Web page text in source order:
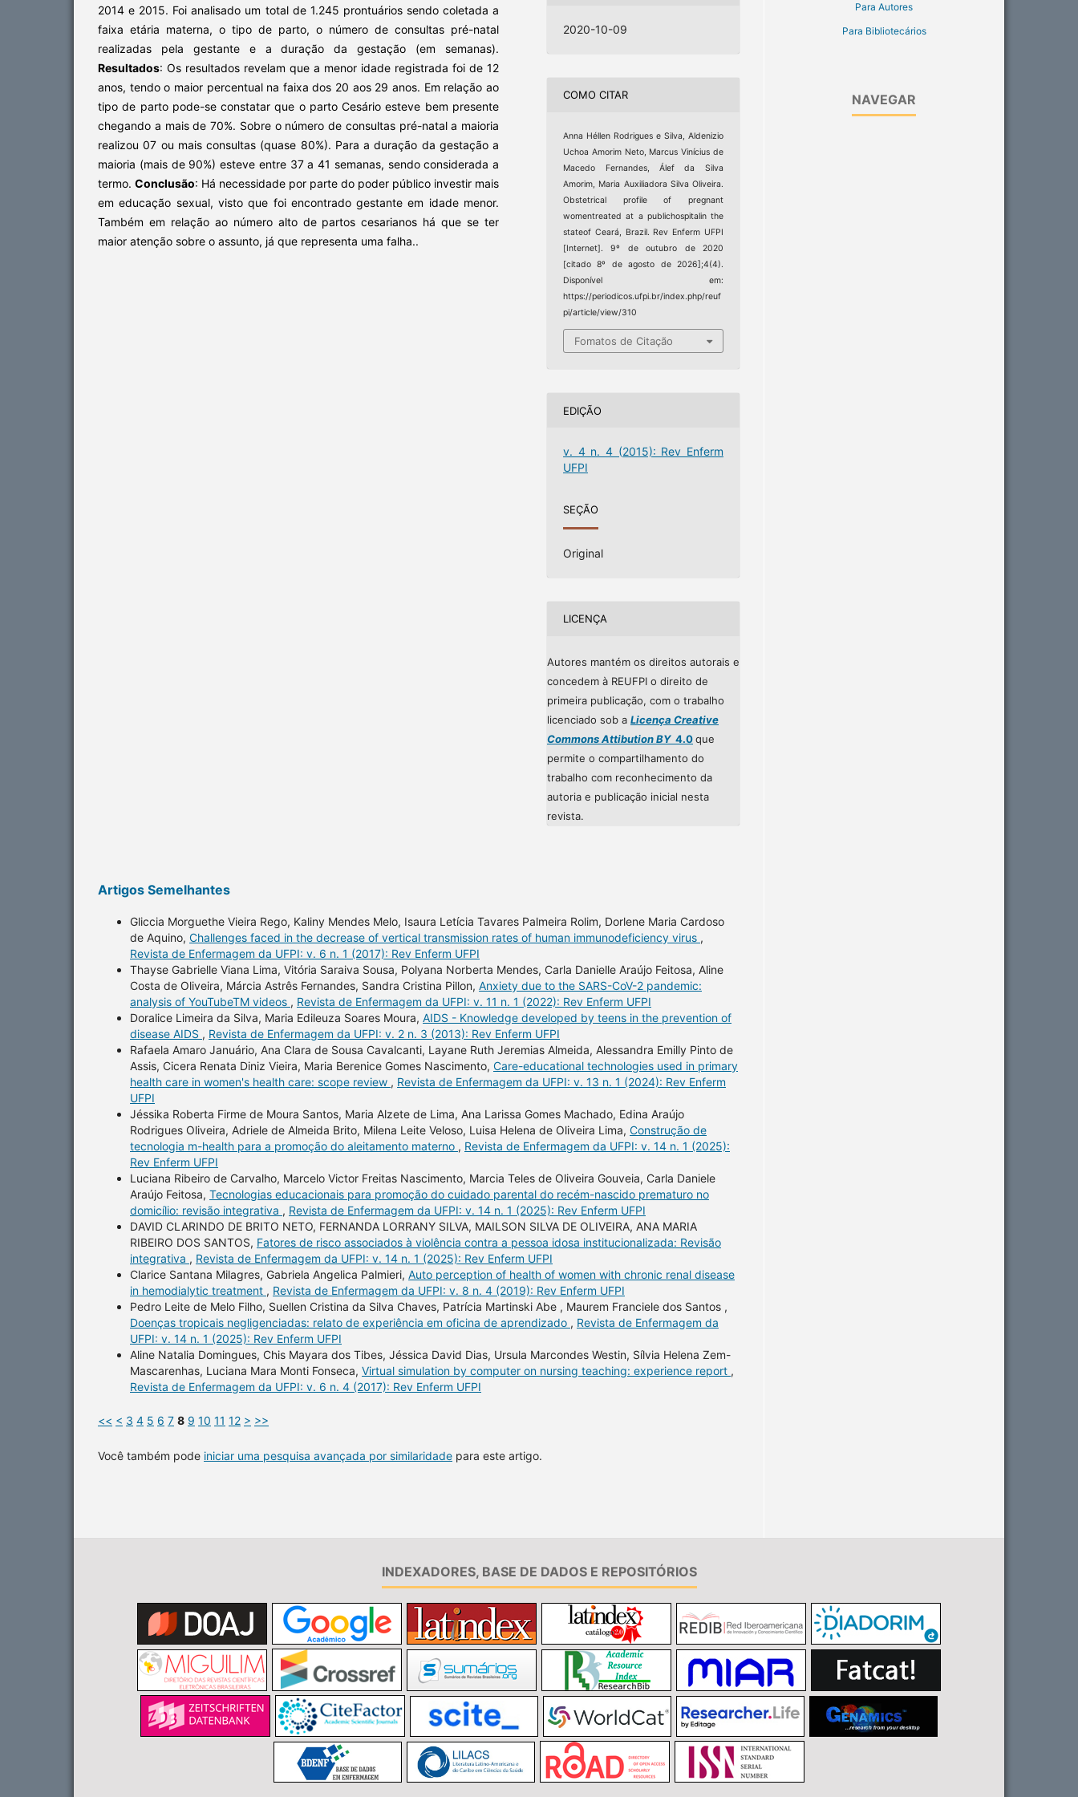
2014 e 2015. Foi analisado um total de 1.245 prontuários sendo coletada a
faixa etária materna, o tipo de parto, o número de consultas pré-natal
realizadas pela gestante e a duração da gestação (em semanas).
Resultados: Os resultados revelam que a menor idade registrada foi de 12
anos, tendo o maior percentual na faixa dos 20 aos 29 anos. Em relação ao
tipo de parto pode-se constatar que o parto Cesário esteve bem presente
chegando a mais de 70%. Sobre o número de consultas pré-natal a maioria
realizou 07 ou mais consultas (quase 80%). Para a duração da gestação a
maioria (mais de 90%) esteve entre 37 a 41 semanas, sendo considerada a
termo. Conclusão: Há necessidade por parte do poder público investir mais
em educação sexual, visto que foi encontrado gestante em idade menor.
Também em relação ao número alto de partos cesarianos há que se ter
maior atenção sobre o assunto, já que representa uma falha..
2020-10-09
COMO CITAR
Anna Héllen Rodrigues e Silva, Aldenizio
Uchoa Amorim Neto, Marcus Vinícius de
Macedo Fernandes, Álef da Silva
Amorim, Maria Auxiliadora Silva Oliveira.
Obstetrical profile of pregnant
womentreated at a publichospitalin the
stateof Ceará, Brazil. Rev Enferm UFPI
[Internet]. 9º de outubro de 2020
[citado 8º de agosto de 2026];4(4).
Disponível em:
https://periodicos.ufpi.br/index.php/reuf
pi/article/view/310
Fomatos de Citação
EDIÇÃO
v. 4 n. 4 (2015): Rev Enferm
UFPI
SEÇÃO
Original
LICENÇA
Autores mantém os direitos autorais e
concedem à REUFPI o direito de
primeira publicação, com o trabalho
licenciado sob a Licença Creative
Commons Attibution BY4.0que
permite o compartilhamento do
trabalho com reconhecimento da
autoria e publicação inicial nesta
revista.
Artigos Semelhantes
Gliccia Morguethe Vieira Rego, Kaliny Mendes Melo, Isaura Letícia Tavares Palmeira Rolim, Dorlene Maria Cardoso
de Aquino, Challenges faced in the decrease of vertical transmission rates of human immunodeficiency virus ,
Revista de Enfermagem da UFPI: v. 6 n. 1 (2017): Rev Enferm UFPI
Thayse Gabrielle Viana Lima, Vitória Saraiva Sousa, Polyana Norberta Mendes, Carla Danielle Araújo Feitosa, Aline
Costa de Oliveira, Márcia Astrês Fernandes, Sandra Cristina Pillon, Anxiety due to the SARS-CoV-2 pandemic:
analysis of YouTubeTM videos , Revista de Enfermagem da UFPI: v. 11 n. 1 (2022): Rev Enferm UFPI
Doralice Limeira da Silva, Maria Edileuza Soares Moura, AIDS - Knowledge developed by teens in the prevention of
disease AIDS , Revista de Enfermagem da UFPI: v. 2 n. 3 (2013): Rev Enferm UFPI
Rafaela Amaro Januário, Ana Clara de Sousa Cavalcanti, Layane Ruth Jeremias Almeida, Alessandra Emilly Pinto de
Assis, Cicera Renata Diniz Vieira, Maria Berenice Gomes Nascimento, Care-educational technologies used in primary
health care in women's health care: scope review , Revista de Enfermagem da UFPI: v. 13 n. 1 (2024): Rev Enferm
UFPI
Jéssika Roberta Firme de Moura Santos, Maria Alzete de Lima, Ana Larissa Gomes Machado, Edina Araújo
Rodrigues Oliveira, Adriele de Almeida Brito, Milena Leite Veloso, Luisa Helena de Oliveira Lima, Construção de
tecnologia m-health para a promoção do aleitamento materno , Revista de Enfermagem da UFPI: v. 14 n. 1 (2025):
Rev Enferm UFPI
Luciana Ribeiro de Carvalho, Marcelo Victor Freitas Nascimento, Marcia Teles de Oliveira Gouveia, Carla Daniele
Araújo Feitosa, Tecnologias educacionais para promoção do cuidado parental do recém-nascido prematuro no
domicílio: revisão integrativa , Revista de Enfermagem da UFPI: v. 14 n. 1 (2025): Rev Enferm UFPI
DAVID CLARINDO DE BRITO NETO, FERNANDA LORRANY SILVA, MAILSON SILVA DE OLIVEIRA, ANA MARIA
RIBEIRO DOS SANTOS, Fatores de risco associados à violência contra a pessoa idosa institucionalizada: Revisão
integrativa , Revista de Enfermagem da UFPI: v. 14 n. 1 (2025): Rev Enferm UFPI
Clarice Santana Milagres, Gabriela Angelica Palmieri, Auto perception of health of women with chronic renal disease
in hemodialytic treatment , Revista de Enfermagem da UFPI: v. 8 n. 4 (2019): Rev Enferm UFPI
Pedro Leite de Melo Filho, Suellen Cristina da Silva Chaves, Patrícia Martinski Abe , Maurem Franciele dos Santos ,
Doenças tropicais negligenciadas: relato de experiência em oficina de aprendizado , Revista de Enfermagem da
UFPI: v. 14 n. 1 (2025): Rev Enferm UFPI
Aline Natalia Domingues, Chis Mayara dos Tibes, Jéssica David Dias, Ursula Marcondes Westin, Sílvia Helena Zem-
Mascarenhas, Luciana Mara Monti Fonseca, Virtual simulation by computer on nursing teaching: experience report ,
Revista de Enfermagem da UFPI: v. 6 n. 4 (2017): Rev Enferm UFPI
<< < 3 4 5 6 7 8 9 10 11 12 > >>
Você também pode iniciar uma pesquisa avançada por similaridade para este artigo.
Para Autores
Para Bibliotecários
NAVEGAR
INDEXADORES, BASE DE DADOS E REPOSITÓRIOS